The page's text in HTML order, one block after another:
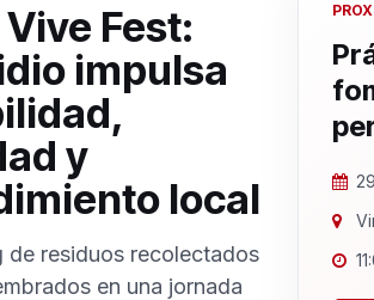
Fest:
impulsa
y
local
de residuos recolectados
en una jornada